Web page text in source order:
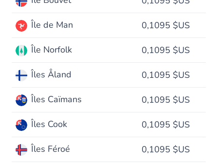
Île de Man 0,1095 $US
Île Norfolk 0,1095 $US
Îles Åland 0,1095 $US
Îles Caïmans 0,1095 $US
Îles Cook 0,1095 $US
Îles Féroé 0,1095 $US